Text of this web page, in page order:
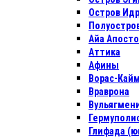
Остров
Айа
Аттика
Афины
Ворас-
Враврона
Глифада